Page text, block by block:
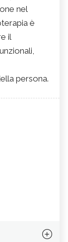
nel
è
il
persona.